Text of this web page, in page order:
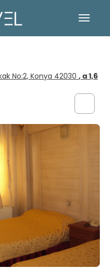
No:2, Konya 42030 , a 1,6